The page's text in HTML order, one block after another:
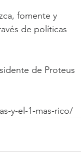
fomente y
de políticas
de Proteus
y-el-1-mas-rico/